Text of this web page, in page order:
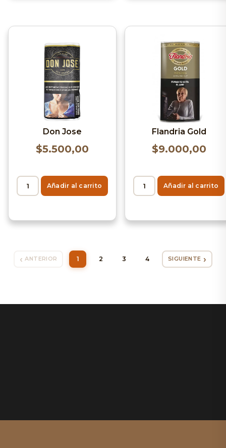
Don Jose
$5.500,00
Añadir al carrito
Flandria Gold
$9.000,00
Añadir al carrito
ANTERIOR 1 2 3 4 SIGUIENTE